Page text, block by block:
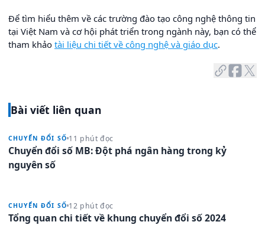
Để tìm hiểu thêm về các trường đào tạo công nghệ thông tin
tại Việt Nam và cơ hội phát triển trong ngành này, bạn có thể
tham khảo tài liệu chi tiết về công nghệ và giáo dục.
Bài viết liên quan
CHUYỂN ĐỔI SỐ 11 phút đọc
Chuyển đổi số MB: Đột phá ngân hàng trong kỷ
nguyên số
CHUYỂN ĐỔI SỐ 12 phút đọc
Tổng quan chi tiết về khung chuyển đổi số 2024